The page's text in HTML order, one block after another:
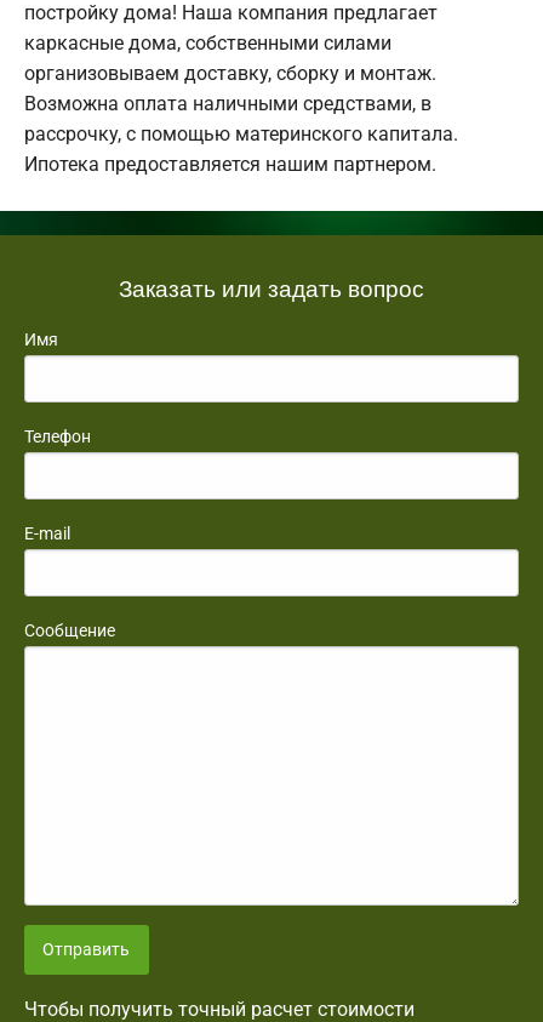
постройку дома! Наша компания предлагает
каркасные дома, собственными силами
организовываем доставку, сборку и монтаж.
Возможна оплата наличными средствами, в
рассрочку, с помощью материнского капитала.
Ипотека предоставляется нашим партнером.
Заказать или задать вопрос
Имя
Телефон
E-mail
Сообщение
Отправить
Чтобы получить точный расчет стоимости